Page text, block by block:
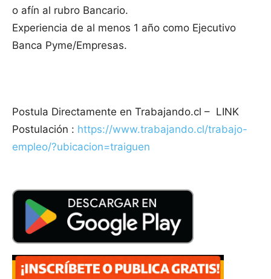
o afín al rubro Bancario.
Experiencia de al menos 1 año como Ejecutivo
Banca Pyme/Empresas.
Postula Directamente en Trabajando.cl – LINK
Postulación : https://www.trabajando.cl/trabajo-
empleo/?ubicacion=traiguen